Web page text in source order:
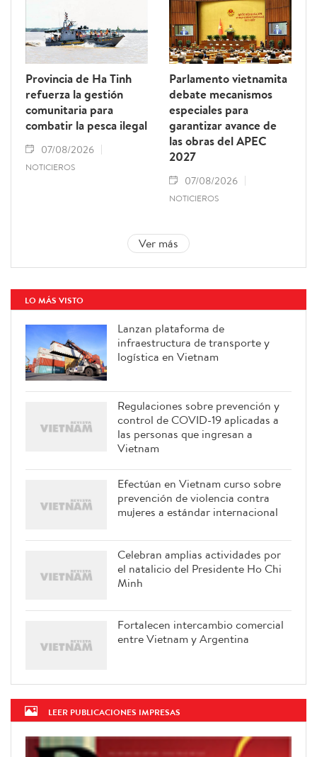
Provincia de Ha Tinh
refuerza la gestión
comunitaria para
combatir la pesca ilegal
07/08/2026
NOTICIEROS
Parlamento vietnamita
debate mecanismos
especiales para
garantizar avance de
las obras del APEC
2027
07/08/2026
NOTICIEROS
Ver más
LO MÁS VISTO
Lanzan plataforma de
infraestructura de transporte y
logística en Vietnam
Regulaciones sobre prevención y
control de COVID-19 aplicadas a
las personas que ingresan a
Vietnam
Efectúan en Vietnam curso sobre
prevención de violencia contra
mujeres a estándar internacional
Celebran amplias actividades por
el natalicio del Presidente Ho Chi
Minh
Fortalecen intercambio comercial
entre Vietnam y Argentina
LEER PUBLICACIONES IMPRESAS